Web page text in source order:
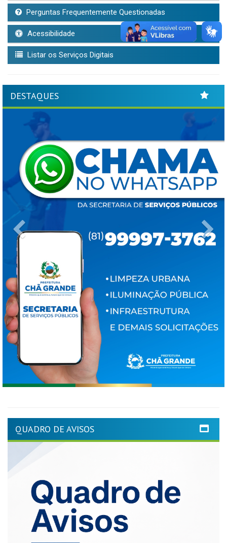
Perguntas Frequentemente Questionadas
Acessibilidade
Listar os Serviços Digitais
DESTAQUES
QUADRO DE AVISOS